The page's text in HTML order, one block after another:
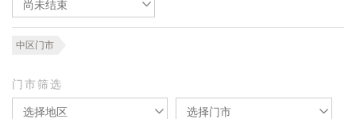
尚未结束
中区门市
门市筛选
选择地区 选择门市